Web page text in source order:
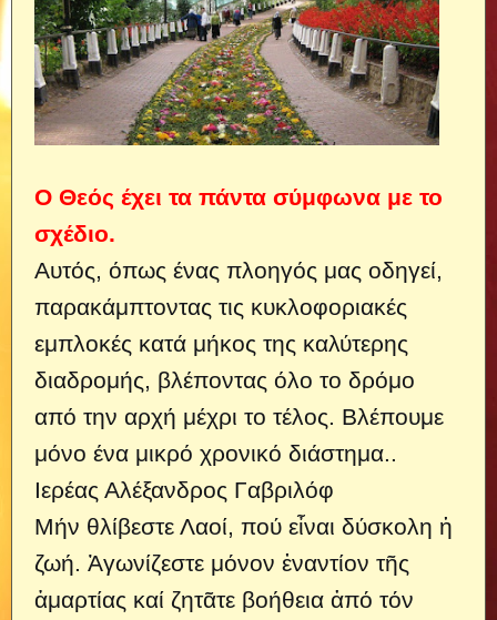
Ο Θεός έχει τα πάντα σύμφωνα με το
σχέδιο.
Αυτός, όπως ένας πλοηγός μας οδηγεί,
παρακάμπτοντας τις κυκλοφοριακές
εμπλοκές κατά μήκος της καλύτερης
διαδρομής, βλέποντας όλο το δρόμο
από την αρχή μέχρι το τέλος. Βλέπουμε
μόνο ένα μικρό χρονικό διάστημα..
Ιερέας Αλέξανδρος Γαβριλόφ
Μήν θλίβεστε Λαοί, πού εἶναι δύσκολη ἡ
ζωή. Ἀγωνίζεστε μόνον ἐναντίον τῆς
ἁμαρτίας καί ζητᾶτε βοήθεια ἀπό τόν